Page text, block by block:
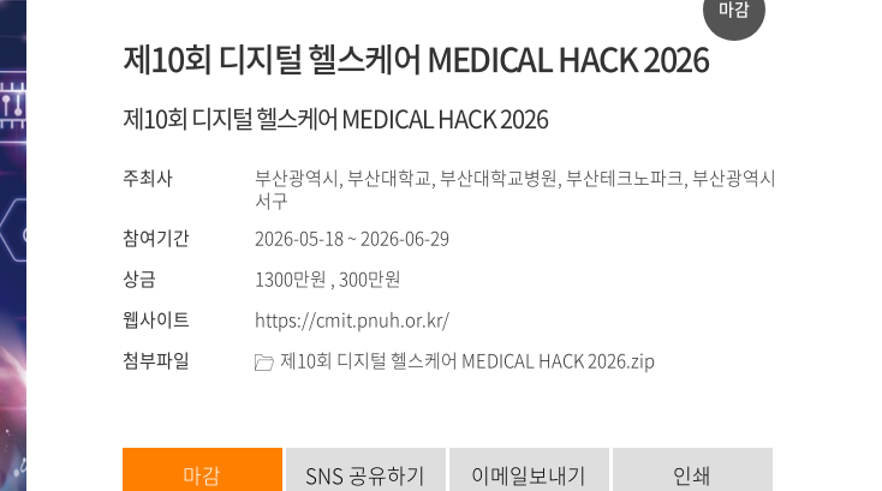
마감
제10회 디지털 헬스케어 MEDICAL HACK 2026
제10회 디지털 헬스케어 MEDICAL HACK 2026
주최사
부산광역시, 부산대학교, 부산대학교병원, 부산테크노파크, 부산광역시
서구
참여기간
2026-05-18 ~ 2026-06-29
상금
1300만원 , 300만원
웹사이트
https://cmit.pnuh.or.kr/
첨부파일
제10회 디지털 헬스케어 MEDICAL HACK 2026.zip
마감 SNS 공유하기 이메일보내기 인쇄